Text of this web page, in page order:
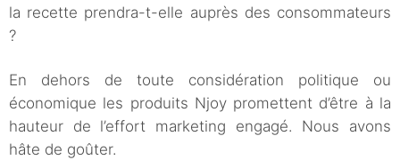
la recette prendra-t-elle auprès des consommateurs
?
En dehors de toute considération politique ou
économique les produits Njoy promettent d’être à la
hauteur de l’effort marketing engagé. Nous avons
hâte de goûter.